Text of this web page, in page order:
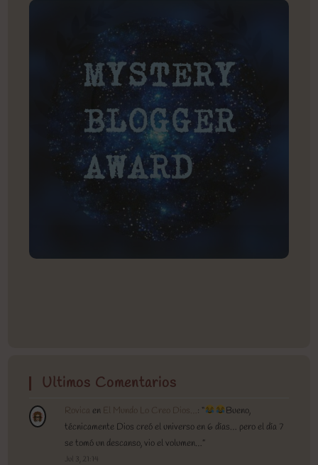
Ultimos Comentarios
Rovica en El Mundo Lo Creo Dios… : “
Bueno,
técnicamente Dios creó el universo en 6 días… pero el día 7
se tomó un descanso, vio el volumen…”
Jul 3, 21:14